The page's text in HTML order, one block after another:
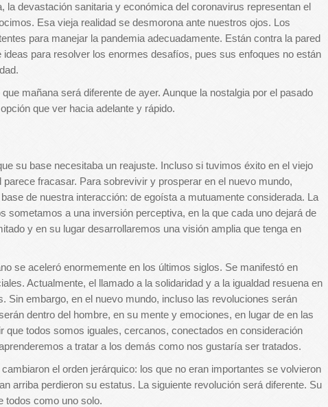
la devastación sanitaria y económica del coronavirus representan el
Esa vieja realidad se desmorona ante nuestros ojos. Los
para manejar la pandemia adecuadamente. Están contra la pared
para resolver los enormes desafíos, pues sus enfoques no están
mañana será diferente de ayer. Aunque la nostalgia por el pasado
que ver hacia adelante y rápido.
su base necesitaba un reajuste. Incluso si tuvimos éxito en el viejo
parece fracasar. Para sobrevivir y prosperar en el nuevo mundo,
de nuestra interacción: de egoísta a mutuamente considerada. La
sometamos a una inversión perceptiva, en la que cada uno dejará de
y en su lugar desarrollaremos una visión amplia que tenga en
se aceleró enormemente en los últimos siglos. Se manifestó en
Actualmente, el llamado a la solidaridad y a la igualdad resuena en
Sin embargo, en el nuevo mundo, incluso las revoluciones serán
dentro del hombre, en su mente y emociones, en lugar de en las
que todos somos iguales, cercanos, conectados en consideración
a tratar a los demás como nos gustaría ser tratados.
el orden jerárquico: los que no eran importantes se volvieron
arriba perdieron su estatus. La siguiente revolución será diferente. Su
todos como uno solo.